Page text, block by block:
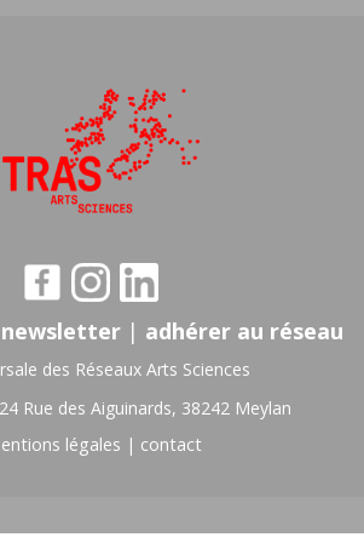
| adhérer au réseau
des Réseaux Arts Sciences
Rue des Aiguinards, 38242 Meylan
légales | contact